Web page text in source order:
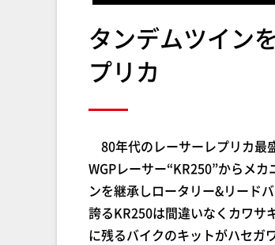
タンデムツイン
プリカ
80年代のレーサーレプリカ最
WGPレーサー“KR250”からメ
ンを継承しロータリー&リード
誇るKR250は間違いなくカワサ
に残るバイクのキットがハセガ